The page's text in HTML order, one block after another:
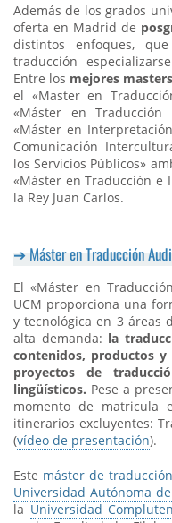
Además de los grados
oferta en Madrid de
distintos enfoques,
traducción
Entre los mejores
el «Master en
«Máster en
«Máster en
Comunicación
los Servicios Públicos»
«Máster en Traducción e
la Rey Juan Carlos.
Máster en Traducción
El «Máster en
UCM proporciona una
y tecnológica en 3 áreas
alta demanda: la
contenidos, productos
proyectos de
lingüísticos. Pese a
momento de matricula
itinerarios excluyentes:
(vídeo de presentación).
Este máster de
Universidad Autónoma
la Universidad